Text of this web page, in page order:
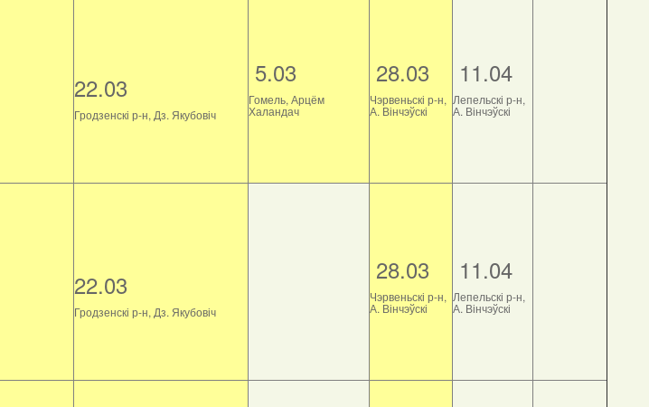
22.03
Гродзенскі р-н, Дз. Якубовіч
5.03
Гомель, Арцём
Халандач
28.03
Чэрвеньскі р-н,
А. Вінчэўскі
11.04
Лепельскі р-н,
А. Вінчэўскі
22.03
Гродзенскі р-н, Дз. Якубовіч
28.03
Чэрвеньскі р-н,
А. Вінчэўскі
11.04
Лепельскі р-н,
А. Вінчэўскі